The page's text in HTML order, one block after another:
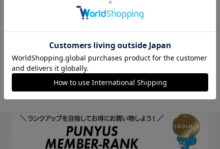
ログインすることができます。